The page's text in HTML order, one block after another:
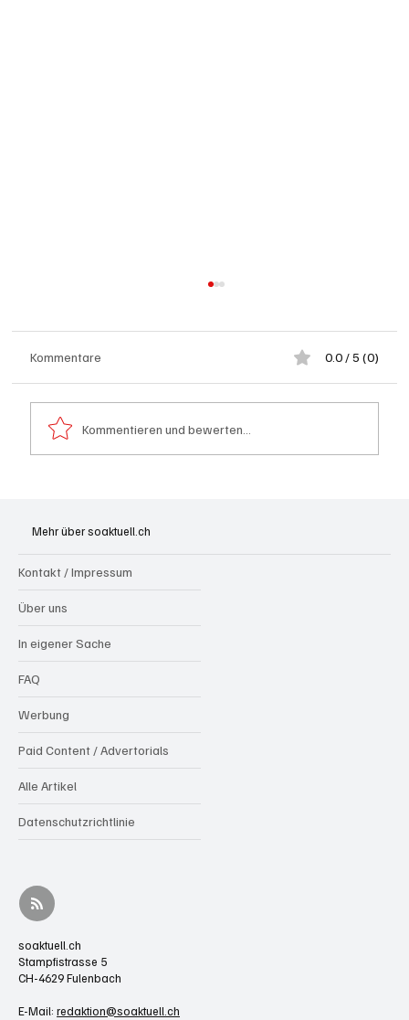
Kommentare 0.0 / 5 (0)
Kommentieren und bewerten...
Mehr über soaktuell.ch
Kontakt / Impressum
Über uns
In eigener Sache
FAQ
Werbung
Paid Content / Advertorials
Alle Artikel
Datenschutzrichtlinie
soaktuell.ch
Stampfistrasse 5
CH-4629 Fulenbach
E-Mail: redaktion@soaktuell.ch